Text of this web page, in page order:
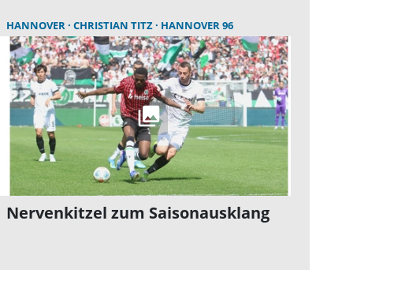
HANNOVER CHRISTIAN TITZ HANNOVER 96
Nervenkitzel zum Saisonausklang